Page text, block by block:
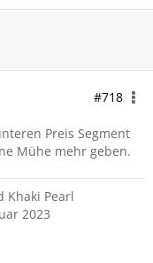
#718
Preis Segment
Mühe mehr geben.
Khaki Pearl
2023